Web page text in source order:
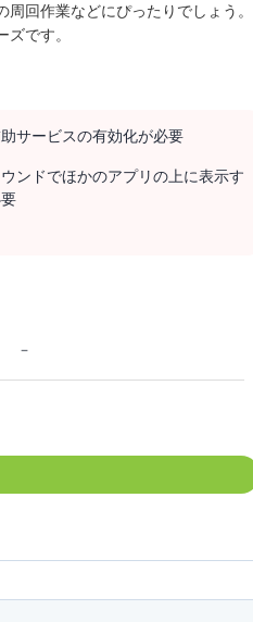
回作業などにぴったりでしょう。
です。
サービスの有効化が必要
ンドでほかのアプリの上に表示す
－